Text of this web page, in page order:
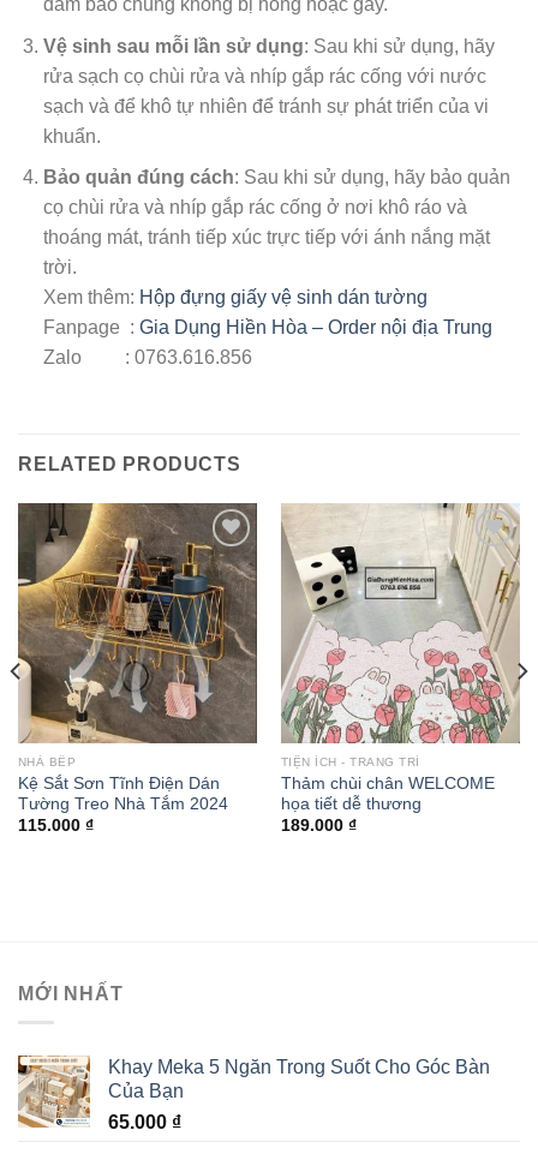
đảm bảo chúng không bị hỏng hoặc gãy.
Vệ sinh sau mỗi lần sử dụng: Sau khi sử dụng, hãy
rửa sạch cọ chùi rửa và nhíp gắp rác cống với nước
sạch và để khô tự nhiên để tránh sự phát triển của vi
khuẩn.
Bảo quản đúng cách: Sau khi sử dụng, hãy bảo quản
cọ chùi rửa và nhíp gắp rác cống ở nơi khô ráo và
thoáng mát, tránh tiếp xúc trực tiếp với ánh nắng mặt
trời.
Xem thêm: Hộp đựng giấy vệ sinh dán tường
Fanpage : Gia Dụng Hiền Hòa – Order nội địa Trung
Zalo : 0763.616.856
RELATED PRODUCTS
Add to
wishlist
NHÀ BẾP
Kệ Sắt Sơn Tĩnh Điện Dán
Tường Treo Nhà Tắm 2024
115.000 ₫
Add to
wishlist
TIỆN ÍCH - TRANG TRÍ
Thảm chùi chân WELCOME
họa tiết dễ thương
189.000 ₫
MỚI NHẤT
Khay Meka 5 Ngăn Trong Suốt Cho Góc Bàn
Của Bạn
65.000 ₫